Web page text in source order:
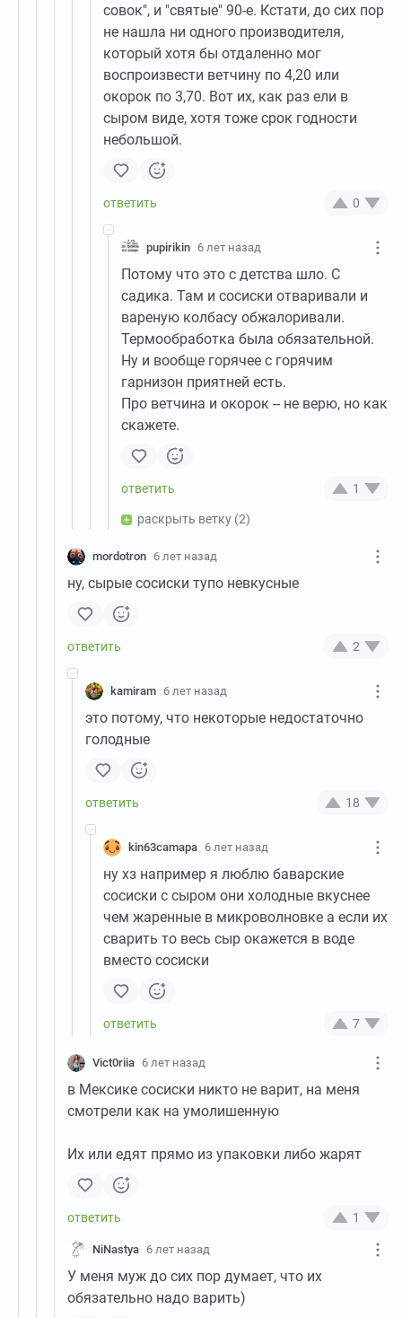
совок", и "святые" 90-е. Кстати, до сих пор
не нашла ни одного производителя,
который хотя бы отдаленно мог
воспроизвести ветчину по 4,20 или
окорок по 3,70. Вот их, как раз ели в
сыром виде, хотя тоже срок годности
небольшой.
0
pupirikin 6 лет назад
Потому что это с детства шло. С
садика. Там и сосиски отваривали и
вареную колбасу обжалоривали.
Термообработка была обязательной.
Ну и вообще горячее с горячим
гарнизон приятней есть.
Про ветчина и окорок -- не верю, но как
скажете.
1
раскрыть ветку (2)
mordotron 6 лет назад
ну, сырые сосиски тупо невкусные
2
kamiram 6 лет назад
это потому, что некоторые недостаточно
голодные
18
kin63camapa 6 лет назад
ну хз например я люблю баварские
сосиски с сыром они холодные вкуснее
чем жаренные в микроволновке а если их
сварить то весь сыр окажется в воде
вместо сосиски
7
Vict0riia 6 лет назад
в Мексике сосиски никто не варит, на меня
смотрели как на умолишенную
Их или едят прямо из упаковки либо жарят
1
NiNastya 6 лет назад
У меня муж до сих пор думает, что их
обязательно надо варить)